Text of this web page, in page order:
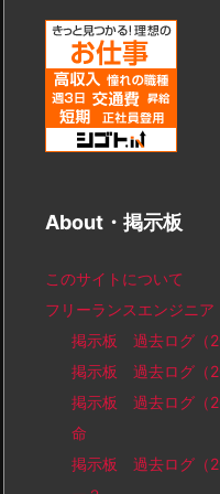
About・掲示板
このサイトについて
フリーランスエンジニ
掲示板 過去ログ（
掲示板 過去ログ（
掲示板 過去ログ（
命
掲示板 過去ログ（